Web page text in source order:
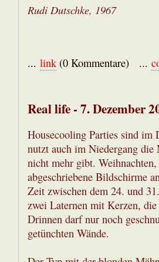
Rudi Dutschke, 1967
... link(0 Kommentare) ...
Real life - 7. Dezember
Housecooling Parties sind im
nutzt auch im Niedergang
nicht mehr gibt.
abgeschriebene Bildschirme
Zeit zwischen dem 24. und
zwei Laternen mit Kerzen,
Drinnen darf nur noch
getünchten Wände.